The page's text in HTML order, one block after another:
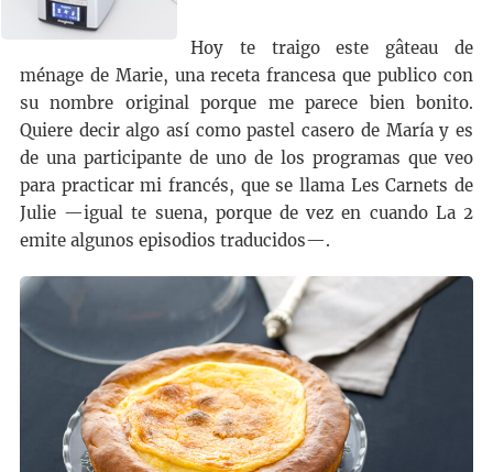
Hoy te traigo este gâteau de
ménage de Marie, una receta francesa que publico con
su nombre original porque me parece bien bonito.
Quiere decir algo así como pastel casero de María y es
de una participante de uno de los programas que veo
para practicar mi francés, que se llama Les Carnets de
Julie —igual te suena, porque de vez en cuando La 2
emite algunos episodios traducidos—.